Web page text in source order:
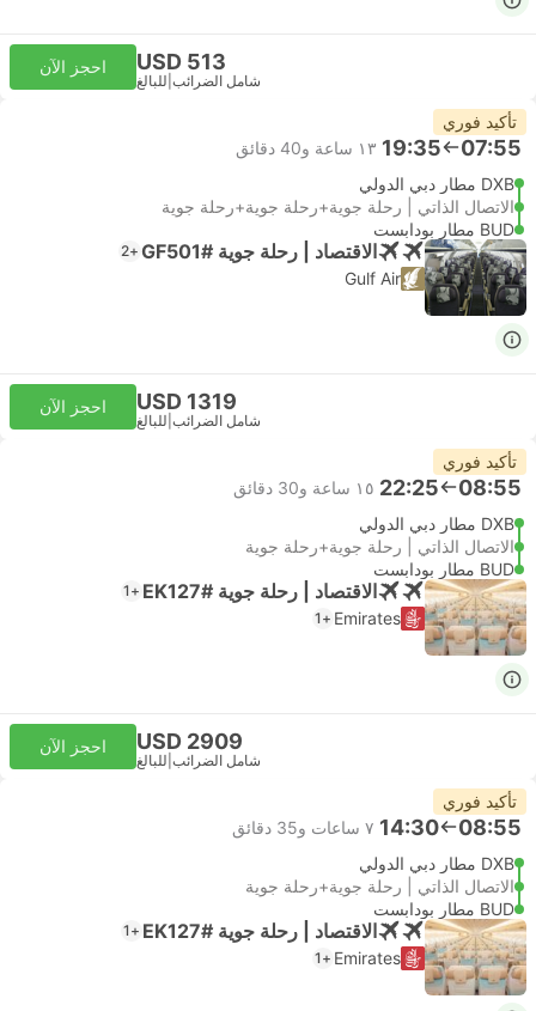
USD 513
شامل الضرائب للبالغ
احجز الآن
تأكيد فوري
07:55
19:35 ١٣ ساعة و‫40 دقائق
DXB مطار دبي الدولي
الاتصال الذاتي | رحلة جوية+رحلة جوية+رحلة جوية
BUD مطار بودابست
الاقتصاد | رحلة جوية #GF501 +2
Gulf Air
USD 1319
شامل الضرائب للبالغ
احجز الآن
تأكيد فوري
08:55
22:25 ١٥ ساعة و‫30 دقائق
DXB مطار دبي الدولي
الاتصال الذاتي | رحلة جوية+رحلة جوية
BUD مطار بودابست
الاقتصاد | رحلة جوية #EK127 +1
Emirates
+1
USD 2909
شامل الضرائب للبالغ
احجز الآن
تأكيد فوري
08:55
14:30 ٧ ساعات و‫35 دقائق
DXB مطار دبي الدولي
الاتصال الذاتي | رحلة جوية+رحلة جوية
BUD مطار بودابست
الاقتصاد | رحلة جوية #EK127 +1
Emirates
+1